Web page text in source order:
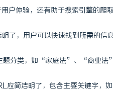
户体验，还有助于搜索引擎的爬
了，用户可以快速找到所需的
题分类，如“家庭法”、“商业
应简洁明了，包含主要关键